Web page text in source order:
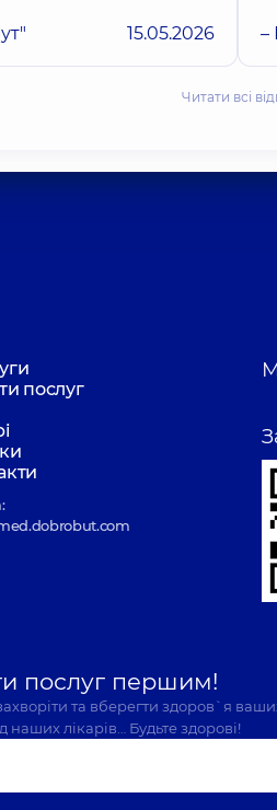
15.05.2026 –
Читати всі
послуг
послуг першим!
та вберегти здоров`я
лікарів… Будьте здорові!